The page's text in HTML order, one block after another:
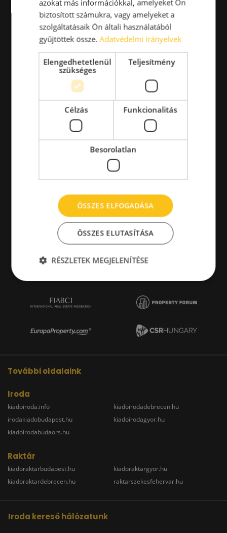
További oldalaink
Iroda
kiadoiroda.info
irodakiadobudapest.hu
kiadoirodabudaors.hu
kiadoirodadebrecen.hu
kiadoirodagyor.hu
Raktár
kiadoraktarbudapest.hu
kiadoraktardebrecen.hu
kiadoraktargyor.hu
raktarszekesfehervar.hu
Iroda kereső hálózatunk
azokat más információkkal, amelyeket Ön
biztosított számukra, vagy amelyeket a
szolgáltatásaik Ön általi használatából
gyűjtöttek össze.Adatvédelmi irányelvek
Elengedhetetlenül
szükséges
Teljesítmény
Célzás Funkcionalitás
Besorolatlan
ÖSSZES ELFOGADÁSA
ÖSSZES ELUTASÍTÁSA
RÉSZLETEK MEGJELENÍTÉSE